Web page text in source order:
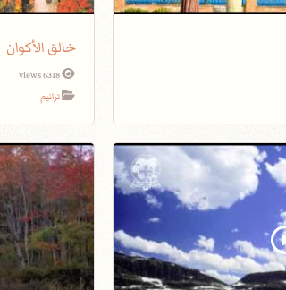
خالق الأكوان
6318 views
ترانيم